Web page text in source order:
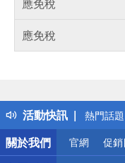
應免稅
應免稅
活動快訊
得獎公告
熱門話題
銀行優惠
偏遠地
詐騙網
關於我們
官網 促